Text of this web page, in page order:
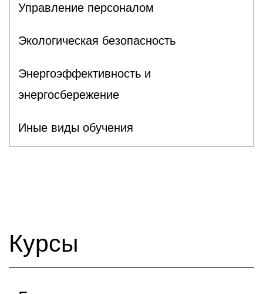
Управление персоналом
Экологическая безопасность
Энергоэффективность и
энергосбережение
Иные виды обучения
Курсы